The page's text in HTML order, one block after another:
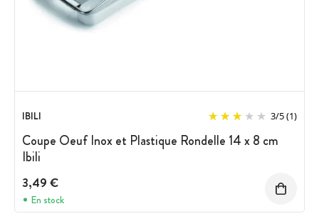
IBILI 3/5(1)
Coupe Oeuf Inox et Plastique Rondelle 14 x 8 cm
Ibili
3,49 €
En stock